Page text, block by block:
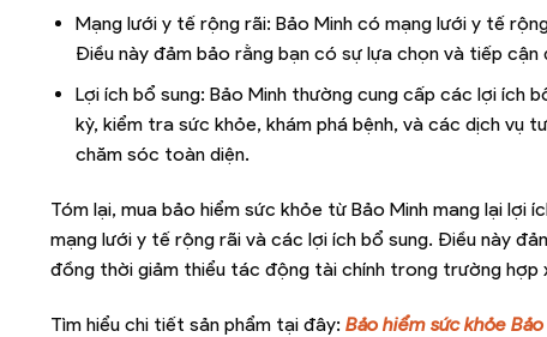
Mạng lưới y tế rộng rãi: Bảo Minh có mạng lưới y tế
Điều này đảm bảo rằng bạn có sự lựa chọn và tiếp
Lợi ích bổ sung: Bảo Minh thường cung cấp các lợi ích
kỳ, kiểm tra sức khỏe, khám phá bệnh, và các dịch vụ
chăm sóc toàn diện.
Tóm lại, mua bảo hiểm sức khỏe từ Bảo Minh mang lại lợi
mạng lưới y tế rộng rãi và các lợi ích bổ sung. Điều này
đồng thời giảm thiểu tác động tài chính trong trường hợp
Tìm hiểu chi tiết sản phẩm tại đây: Bảo hiểm sức khỏe